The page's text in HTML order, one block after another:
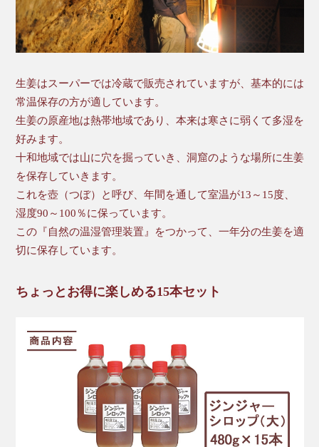
生姜はスーパーでは冷蔵で販売されていますが、基本的には
常温保存の方が適しています。
生姜の原産地は熱帯地域であり、本来は寒さに弱くて多湿を
好みます。
十和地域では山に穴を掘っていき、洞窟のような場所に生姜
を保存していきます。
これを壺（つぼ）と呼び、年間を通して室温が13～15度、
湿度90～100％に保っています。
この『自然の温湿管理装置』をつかって、一年分の生姜を適
切に保存しています。
ちょっとお得に楽しめる15本セット